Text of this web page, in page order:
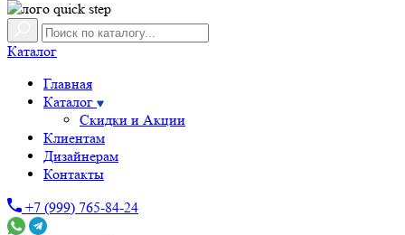
Каталог
Главная
Каталог
Скидки и Акции
Клиентам
Дизайнерам
Контакты
+7 (999) 765-84-24